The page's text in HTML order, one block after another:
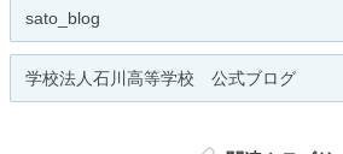
sato_blog
学校法人石川高等学校 公式ブログ